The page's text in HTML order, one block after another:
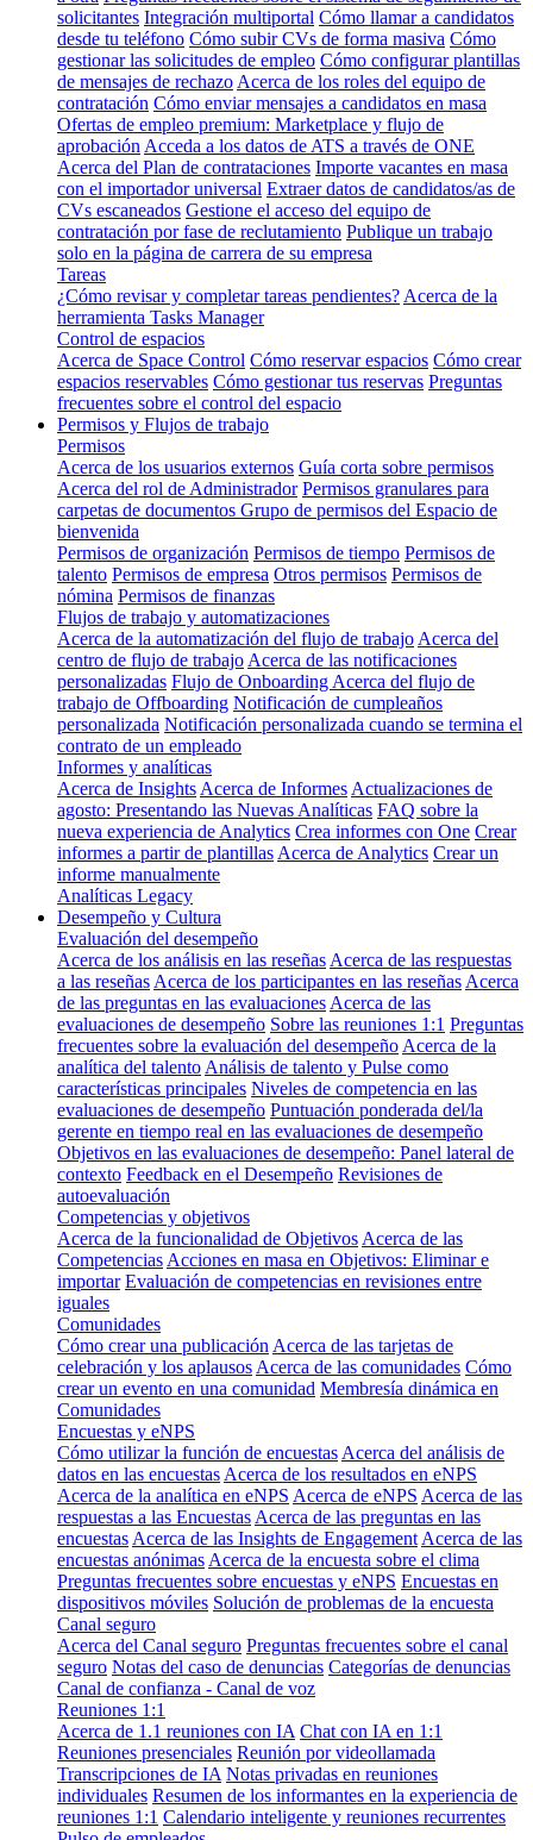
solicitantes Integración multiportal Cómo llamar a candidatos
desde tu teléfono Cómo subir CVs de forma masiva Cómo
gestionar las solicitudes de empleo Cómo configurar plantillas
de mensajes de rechazo Acerca de los roles del equipo de
contratación Cómo enviar mensajes a candidatos en masa
Ofertas de empleo premium: Marketplace y flujo de
aprobación Acceda a los datos de ATS a través de ONE
Acerca del Plan de contrataciones Importe vacantes en masa
con el importador universal Extraer datos de candidatos/as de
CVs escaneados Gestione el acceso del equipo de
contratación por fase de reclutamiento Publique un trabajo
solo en la página de carrera de su empresa
Tareas
¿Cómo revisar y completar tareas pendientes? Acerca de la
herramienta Tasks Manager
Control de espacios
Acerca de Space Control Cómo reservar espacios Cómo crear
espacios reservables Cómo gestionar tus reservas Preguntas
frecuentes sobre el control del espacio
Permisos y Flujos de trabajo
Permisos
Acerca de los usuarios externos Guía corta sobre permisos
Acerca del rol de Administrador Permisos granulares para
carpetas de documentos Grupo de permisos del Espacio de
bienvenida
Permisos de organización Permisos de tiempo Permisos de
talento Permisos de empresa Otros permisos Permisos de
nómina Permisos de finanzas
Flujos de trabajo y automatizaciones
Acerca de la automatización del flujo de trabajo Acerca del
centro de flujo de trabajo Acerca de las notificaciones
personalizadas Flujo de Onboarding Acerca del flujo de
trabajo de Offboarding Notificación de cumpleaños
personalizada Notificación personalizada cuando se termina el
contrato de un empleado
Informes y analíticas
Acerca de Insights Acerca de Informes Actualizaciones de
agosto: Presentando las Nuevas Analíticas FAQ sobre la
nueva experiencia de Analytics Crea informes con One Crear
informes a partir de plantillas Acerca de Analytics Crear un
informe manualmente
Analíticas Legacy
Desempeño y Cultura
Evaluación del desempeño
Acerca de los análisis en las reseñas Acerca de las respuestas
a las reseñas Acerca de los participantes en las reseñas Acerca
de las preguntas en las evaluaciones Acerca de las
evaluaciones de desempeño Sobre las reuniones 1:1 Preguntas
frecuentes sobre la evaluación del desempeño Acerca de la
analítica del talento Análisis de talento y Pulse como
características principales Niveles de competencia en las
evaluaciones de desempeño Puntuación ponderada del/la
gerente en tiempo real en las evaluaciones de desempeño
Objetivos en las evaluaciones de desempeño: Panel lateral de
contexto Feedback en el Desempeño Revisiones de
autoevaluación
Competencias y objetivos
Acerca de la funcionalidad de Objetivos Acerca de las
Competencias Acciones en masa en Objetivos: Eliminar e
importar Evaluación de competencias en revisiones entre
iguales
Comunidades
Cómo crear una publicación Acerca de las tarjetas de
celebración y los aplausos Acerca de las comunidades Cómo
crear un evento en una comunidad Membresía dinámica en
Comunidades
Encuestas y eNPS
Cómo utilizar la función de encuestas Acerca del análisis de
datos en las encuestas Acerca de los resultados en eNPS
Acerca de la analítica en eNPS Acerca de eNPS Acerca de las
respuestas a las Encuestas Acerca de las preguntas en las
encuestas Acerca de las Insights de Engagement Acerca de las
encuestas anónimas Acerca de la encuesta sobre el clima
Preguntas frecuentes sobre encuestas y eNPS Encuestas en
dispositivos móviles Solución de problemas de la encuesta
Canal seguro
Acerca del Canal seguro Preguntas frecuentes sobre el canal
seguro Notas del caso de denuncias Categorías de denuncias
Canal de confianza - Canal de voz
Reuniones 1:1
Acerca de 1.1 reuniones con IA Chat con IA en 1:1
Reuniones presenciales Reunión por videollamada
Transcripciones de IA Notas privadas en reuniones
individuales Resumen de los informantes en la experiencia de
reuniones 1:1 Calendario inteligente y reuniones recurrentes